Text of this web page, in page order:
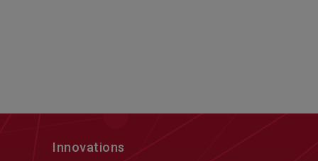
Innovations